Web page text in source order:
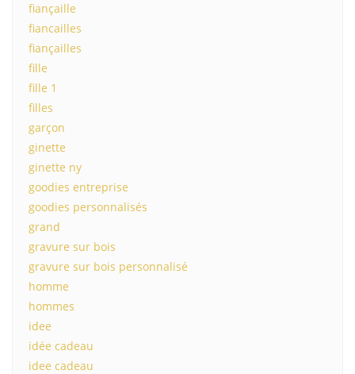
fiançaille
fiancailles
fiançailles
fille
fille 1
filles
garçon
ginette
ginette ny
goodies entreprise
goodies personnalisés
grand
gravure sur bois
gravure sur bois personnalisé
homme
hommes
idee
idée cadeau
idee cadeau